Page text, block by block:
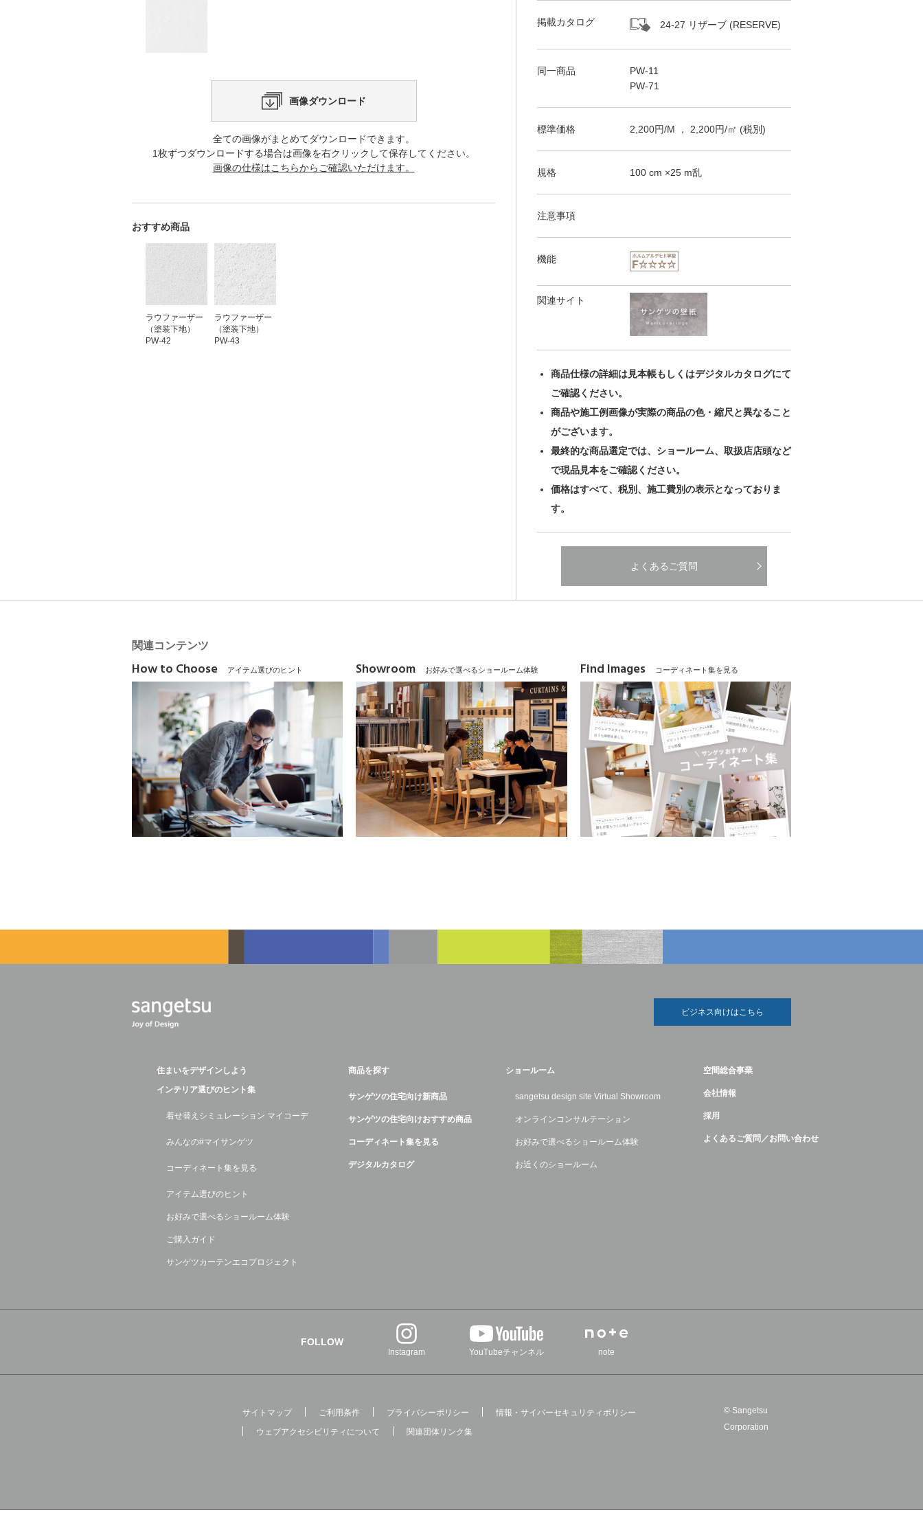
画像ダウンロード
全ての画像がまとめてダウンロードできます。
1枚ずつダウンロードする場合は画像を右クリックして保存してください。
画像の仕様はこちらからご確認いただけます。
おすすめ商品
ラウファーザー
（塗装下地）
PW-42
ラウファーザー
（塗装下地）
PW-43
掲載カタログ 24-27 リザーブ (RESERVE)
同一商品
PW-11
PW-71
標準価格 2,200円/M ， 2,200円/㎡ (税別)
規格 100 cm ×25 m乱
注意事項
機能
関連サイト
商品仕様の詳細は見本帳もしくはデジタルカタログにて
ご確認ください。
商品や施工例画像が実際の商品の色・縮尺と異なること
がございます。
最終的な商品選定では、ショールーム、取扱店店頭など
で現品見本をご確認ください。
価格はすべて、税別、施工費別の表示となっておりま
す。
よくあるご質問
関連コンテンツ
How to Choose アイテム選びのヒント Showroom お好みで選べるショールーム体験 Find Images コーディネート集を見る
ビジネス向けはこちら
住まいをデザインしよう
インテリア選びのヒント集
着せ替えシミュレーション マイコーデ
みんなの#マイサンゲツ
コーディネート集を見る
アイテム選びのヒント
お好みで選べるショールーム体験
ご購入ガイド
サンゲツカーテンエコプロジェクト
商品を探す
サンゲツの住宅向け新商品
サンゲツの住宅向けおすすめ商品
コーディネート集を見る
デジタルカタログ
ショールーム
sangetsu design site Virtual Showroom
オンラインコンサルテーション
お好みで選べるショールーム体験
お近くのショールーム
空間総合事業
会社情報
採用
よくあるご質問／お問い合わせ
FOLLOW
Instagram YouTubeチャンネル note
サイトマップ ご利用条件 プライバシーポリシー
情報・サイバーセキュリティポリシー
ウェブアクセシビリティについて
関連団体リンク集
© Sangetsu
Corporation